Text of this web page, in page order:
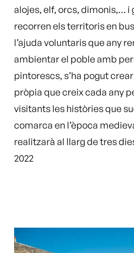
alojes, elf, orcs, dimonis,… i
recorren els territoris en
l’ajuda voluntaris que any
ambientar el poble amb
pintorescs, s’ha pogut
pròpia que creix cada any
visitants les històries que
comarca en l’època
realitzarà al llarg de tres
2022